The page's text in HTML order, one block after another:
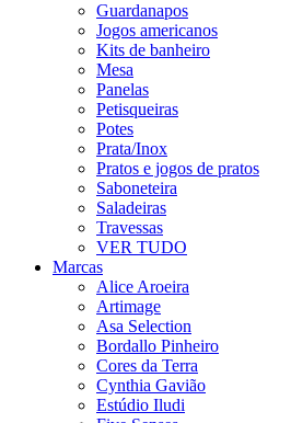
Guardanapos
Jogos americanos
Kits de banheiro
Mesa
Panelas
Petisqueiras
Potes
Prata/Inox
Pratos e jogos de pratos
Saboneteira
Saladeiras
Travessas
VER TUDO
Marcas
Alice Aroeira
Artimage
Asa Selection
Bordallo Pinheiro
Cores da Terra
Cynthia Gavião
Estúdio Iludi